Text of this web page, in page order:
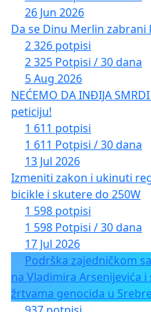
26 Jun 2026
Da se Dinu Merlin zabrani
2 326 potpisi
2 325 Potpisi / 30 dana
5 Aug 2026
NEĆEMO DA INĐIJA
peticiju!
1 611 potpisi
1 611 Potpisi / 30 dana
13 Jul 2026
Izmeniti zakon i ukinuti
bicikle i skutere do 250W
1 598 potpisi
1 598 Potpisi / 30 dana
17 Jul 2026
Podrška zajedničkom
na Vladimira Arsenijevića
žrtvama genocida u